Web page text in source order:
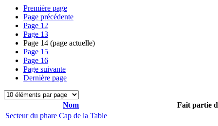
Première page
Page précédente
Page 12
Page 13
Page 14 (page actuelle)
Page 15
Page 16
Page suivante
Dernière page
Nom
Fait partie
Secteur du phare Cap de la Table